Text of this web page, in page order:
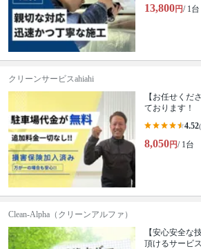
13,800円/ 1台
クリーンサービスahiahi
【お任せくだ
ております！
4.52
8,050円/ 1台
Clean-Alpha（クリーンアルファ）
【安心安全な
頂けるサービス